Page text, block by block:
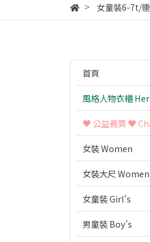
女童裝6-7t/
首頁
風格人物衣櫃
♥︎ 公益義賣 ♥︎
女裝 Women
女裝大尺
女童裝 Girl's
男童裝 Boy's